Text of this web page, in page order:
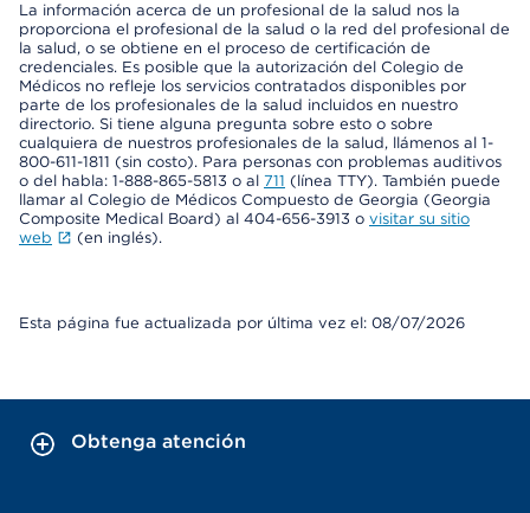
La información acerca de un profesional de la salud nos la
proporciona el profesional de la salud o la red del profesional de
la salud, o se obtiene en el proceso de certificación de
credenciales. Es posible que la autorización del Colegio de
Médicos no refleje los servicios contratados disponibles por
parte de los profesionales de la salud incluidos en nuestro
directorio. Si tiene alguna pregunta sobre esto o sobre
cualquiera de nuestros profesionales de la salud, llámenos al 1-
800-611-1811 (sin costo). Para personas con problemas auditivos
o del habla: 1-888-865-5813 o al 711 (línea TTY). También puede
llamar al Colegio de Médicos Compuesto de Georgia (Georgia
Composite Medical Board) al 404-656-3913 o visitar su sitio
web
(en inglés).
Esta página fue actualizada por última vez el: 08/07/2026
Obtenga atención